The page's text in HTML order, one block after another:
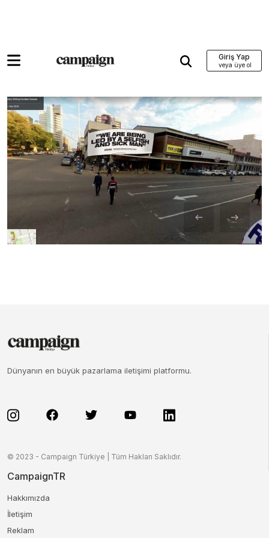
Giriş Yap
Dünyanın en büyük pazarlama iletişimi platformu.
© 2023 - Campaign Türkiye | Tüm Hakları Saklıdır.
CampaignTR
Hakkımızda
İletişim
Reklam